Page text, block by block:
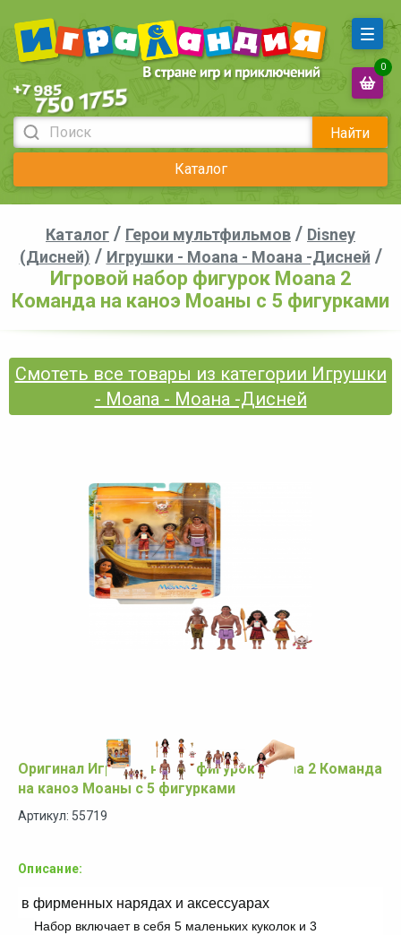
Найти
Каталог
0
Каталог / Герои мультфильмов / Disney
(Дисней) / Игрушки - Мoana - Моана -Дисней /
Игровой набор фигурок Moana 2
Команда на каноэ Моаны с 5 фигурками
Смотеть все товары из категории Игрушки
- Мoana - Моана -Дисней
Оригинал Игровой набор фигурок Moana 2 Команда
на каноэ Моаны с 5 фигурками
Артикул: 55719
Описание:
в фирменных нарядах и аксессуарах
Набор включает в себя 5 маленьких куколок и 3